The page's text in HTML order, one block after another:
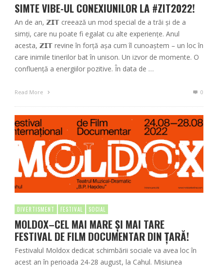
SIMTE VIBE-UL CONEXIUNILOR LA #ZIT2022!
An de an, 𝗭𝗜𝗧 creează un mod special de a trăi și de a
simți, care nu poate fi egalat cu alte experiențe. Anul
acesta, 𝗭𝗜𝗧 revine în forță așa cum îl cunoaștem – un loc în
care inimile tinerilor bat în unison. Un izvor de momente. O
confluență a energiilor pozitive. În data de …
Read More 0
DIVERTISMENT FESTIVAL SOCIAL
MOLDOX–CEL MAI MARE ȘI MAI TARE
FESTIVAL DE FILM DOCUMENTAR DIN ȚARĂ!
Festivalul Moldox dedicat schimbării sociale va avea loc în
acest an în perioada 24-28 august, la Cahul. Misiunea